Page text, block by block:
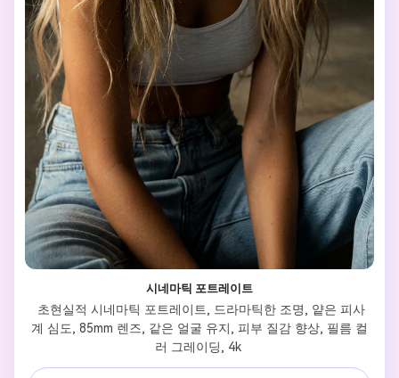
시네마틱 포트레이트
초현실적 시네마틱 포트레이트, 드라마틱한 조명, 얕은 피사
계 심도, 85mm 렌즈, 같은 얼굴 유지, 피부 질감 향상, 필름 컬
러 그레이딩, 4k